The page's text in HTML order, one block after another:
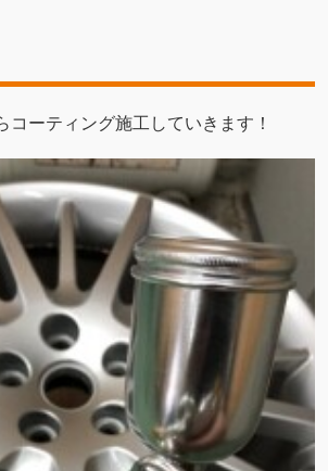
コーティング施工していきます！